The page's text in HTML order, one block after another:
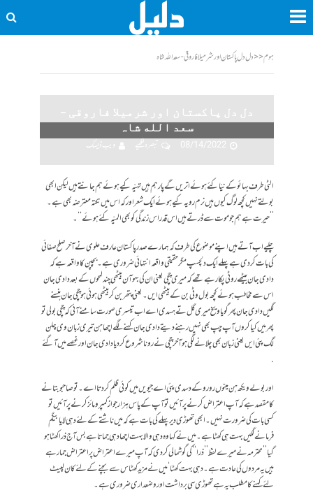
ہوم<<دل دل پاکستان اور شرمیلا فاروقی - سعد الله شاہ
دل دل پاکستان اور شرمیلا فاروقی –
سعد الله شاہ
08/14/2022
تبصرہ لکھیے ویب ڈیسک
الٹی طرف بہائو کے نیّا کئے ہوئے اتریں گے پار ہم ہیں تہیّہ کیے ہوئے ہم جانتے ہیں لیکن ابھی
بولتے نہیں کچھ لوگ کیوں ہیں نرم رویہ کیے ہوئے ایک شعر اور کہ اس میں نکتہ معترضہ بھی ہے۔
’’حیرت ہے ہم جو موت سے ڈرتے ہیں اس قدر اس زندگی کو بھی المیّہ کئے ہوئے‘‘۔
چلیے اب آتے ہیں اپنے موضوع کی طرف کہ ہمارے صدر پاکستان عارف علوی نے آخر صلح صفائی
کی بات کر دی ہے پہلے ایک دلچسپ مگر حقیقی واقعہ انتہائی ضروری ہے۔بچپن کا واقعہ ہے کہ
دادی جان بیٹھے روٹی پکا رہے تھے کہ میری چچی یعنی ان کی بہو آن بیٹھی چند لمحوں کے بعد دادی جان
اس سے مخاطب ہوئے کچھ بول وٹی بن کے بیٹھی ایں۔ یعنی پتھر بن کر بیٹھی ہوئی ہو چچی جان ہنسنے
لگیں دادی جان پھر گویا ویخ میری گل تے ہسدی اے اب تیسری صورت سامنے آئی کہ چچی بولی تو
پھر میں کیا کروں آپ چپ بھی نہیں رہنے دیتے دادی جان کہنے لگے اچھا ہن تیری زبان وی چلن
لگ پئی ایں یعنی زبان بھی چلانے لگی ہو آخر چچی نے رونا شروع کر دیا دادی جان اور غصے میں آ گئے
.
اور بولے ویکھ ہن مینوں رو رو کے دسدی پئی اے جیویں میں کوئی ظلم کر دتا اے۔ تو صاحبو بتانے
کا مقصد ہے کہ آپ اعتراض کرنے پر آئیں تو آپ کے پاس ہزار جواز کمپرومائز کرنے پر آئیں تو
کسی بات کی ضرورت نہیں۔ ابھی تھوڑی دیر پہلے کی بات ہے کہ میں ناشتے کے لئے دہی لایا بیگم
فرمانے لگیں بہت ہی کھٹا ہے۔میں نے کہا وہ دہی والا بہت اچھا دہی جماتا ہے بس آج ذرا کھٹا ہو
گیا ’’محترمہ نے میرے لفظ’’ ذرا‘‘ کی گوشمالی کر دی کہ آپ میرے اعتراض پر اعتراض جما رہے
ہیں یہ مردوں کی عادت ہے۔ دہی بہت کھٹا‘ میں نے مزید کھٹاس سے بچنے کے لئے کان لپیٹ
لئے کہنے کا مطلب یہ ہے تھوڑی سی برداشت اور وضعداری ضروری ہے۔